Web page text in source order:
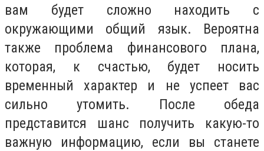
вам будет сложно находить с
окружающими общий язык. Вероятна
также проблема финансового плана,
которая, к счастью, будет носить
временный характер и не успеет вас
сильно утомить. После обеда
представится шанс получить какую-то
важную информацию, если вы станете